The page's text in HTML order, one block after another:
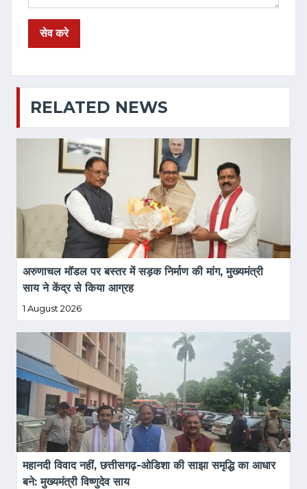
RELATED NEWS
अरुणाचल मॉडल पर बस्तर में सड़क निर्माण की मांग, मुख्यमंत्री
साय ने केंद्र से किया आग्रह
1 August 2026
महानदी विवाद नहीं, छत्तीसगढ़-ओडिशा की साझा समृद्धि का आधार
बने: मुख्यमंत्री विष्णुदेव साय